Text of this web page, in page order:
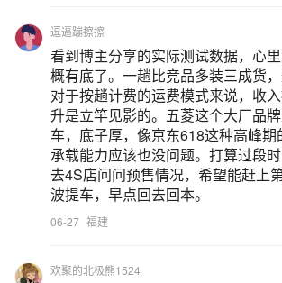
逗逼蹦擦擦
看到博主分享的实际测试数据，心
概有底了。一趟比竞品多装三成货
对于按趟计费的运费模式来说，收
升是立竿见影的。五菱这个大厂品
车，底子厚，像京东618这种高峰期
承载能力应该也没问题。打算过段
去4S店问问预售情况，希望能赶上
波提车，早点回去回本。
06-27 福建
欢聚的北极熊1524